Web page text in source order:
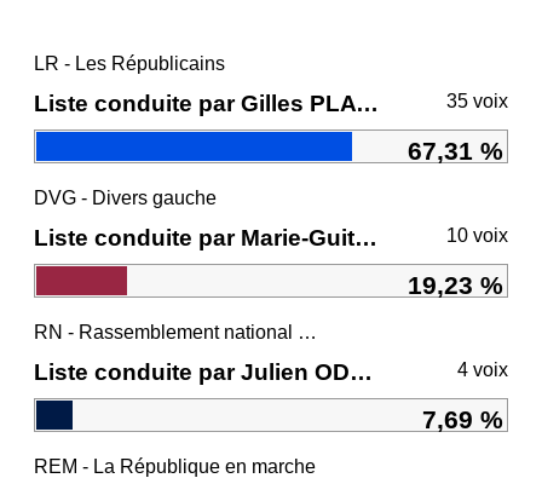
LR - Les Républicains
Liste conduite par Gilles PLATRET 35 voix
67,31 %
DVG - Divers gauche
Liste conduite par Marie-Guite DUFAY 10 voix
19,23 %
RN - Rassemblement national et ses alliés
Liste conduite par Julien ODOUL 4 voix
7,69 %
REM - La République en marche